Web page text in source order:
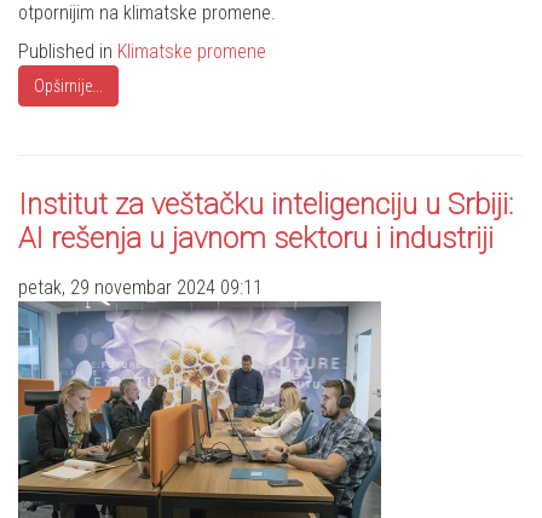
otpornijim na klimatske promene.
Published in Klimatske promene
Opširnije...
Institut za veštačku inteligenciju u Srbiji:
AI rešenja u javnom sektoru i industriji
petak, 29 novembar 2024 09:11